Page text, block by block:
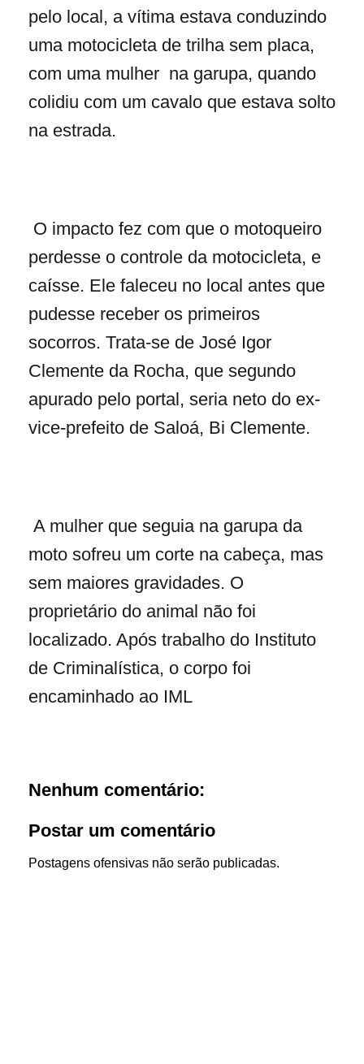
pelo local, a vítima estava conduzindo
uma motocicleta de trilha sem placa,
com uma mulher na garupa, quando
colidiu com um cavalo que estava solto
na estrada.
O impacto fez com que o motoqueiro
perdesse o controle da motocicleta, e
caísse. Ele faleceu no local antes que
pudesse receber os primeiros
socorros. Trata-se de José Igor
Clemente da Rocha, que segundo
apurado pelo portal, seria neto do ex-
vice-prefeito de Saloá, Bi Clemente.
A mulher que seguia na garupa da
moto sofreu um corte na cabeça, mas
sem maiores gravidades. O
proprietário do animal não foi
localizado. Após trabalho do Instituto
de Criminalística, o corpo foi
encaminhado ao IML
Nenhum comentário:
Postar um comentário
Postagens ofensivas não serão publicadas.